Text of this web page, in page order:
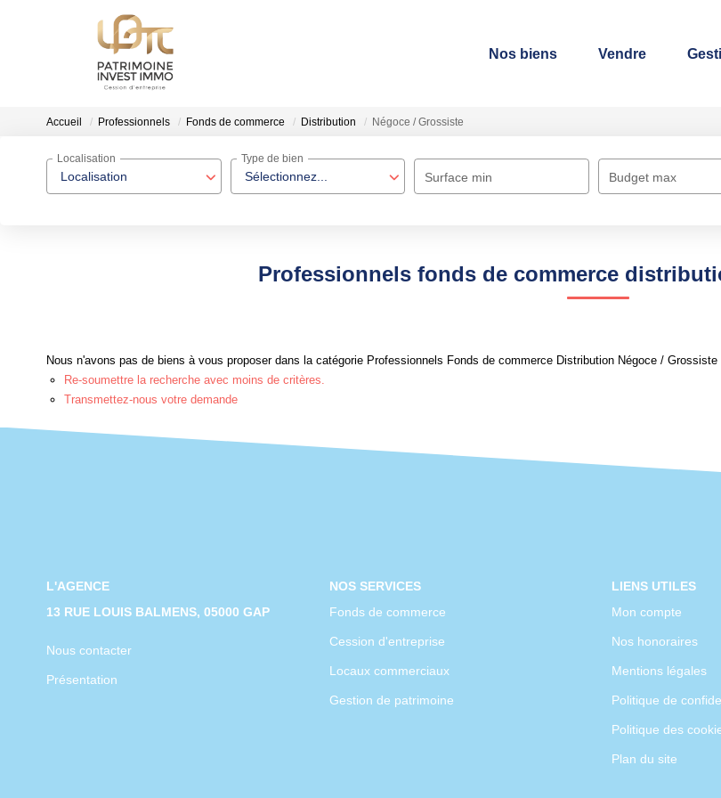
Nos biens Vendre
Accueil Professionnels Fonds de commerce Distribution Négoce / Grossiste
Localisation
Localisation
Sélectionnez...
Type de bien
Surface min Budget max
Professionnels fonds de commerce
Nous n'avons pas de biens à vous proposer dans la catégorie Professionnels Fonds de commerce Distribution Négoce /
Re-soumettre la recherche avec moins de critères.
Transmettez-nous votre demande
L'AGENCE
13 RUE LOUIS BALMENS, 05000 GAP
Nous contacter
Présentation
NOS SERVICES
Fonds de commerce
Cession d'entreprise
Locaux commerciaux
Gestion de patrimoine
LIENS UTILES
Mon compte
Nos honoraires
Mentions légales
Politique de
Politique des
Plan du site